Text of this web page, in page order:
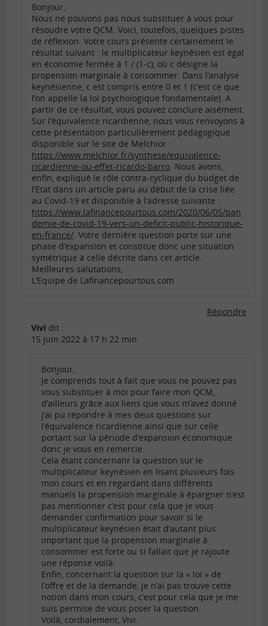
Bonjour,
Nous ne pouvons pas nous substituer à vous pour
résoudre votre QCM. Voici, toutefois, quelques pistes
de réflexion. Votre cours présente certainement le
résultat suivant : le multiplicateur keynésien est égal
en économie fermée à 1 / (1-c), où c désigne la
propension marginale à consommer. Dans l’analyse
keynésienne, c est compris entre 0 et 1 (c’est ce que
l’on appelle la loi psychologique fondamentale). A
partir de ce résultat, vous pouvez conclure aisément.
Sur l’équivalence ricardienne, nous vous renvoyons à
cette présentation particulièrement pédagogique
disponible sur le site de Melchior :
https://www.melchior.fr/synthese/equivalence-
ricardienne-ou-effet-ricardo-barro . Nous avons,
enfin, expliqué le rôle contra-cyclique du budget de
l’Etat dans un article paru au début de la crise liée
au Covid-19 et disponible à l’adresse suivante :
https://www.lafinancepourtous.com/2020/06/05/pan
demie-de-covid-19-vers-un-deficit-public-historique-
en-france/ . Votre dernière question porte sur une
phase d’expansion et constitue donc une situation
symétrique à celle décrite dans cet article.
Meilleures salutations,
L’Equipe de Lafinancepourtous.com
Répondre
Vivi dit :
15 juin 2022 à 17 h 22 min
Bonjour,
Je comprends tout à fait que vous ne pouvez pas
vous substituer à moi pour faire mon QCM,
d’ailleurs grâce aux liens que vous m’avez donné
j’ai pu répondre à mes deux questions sur
l’équivalence ricardienne ainsi que sur celle
portant sur la période d’expansion économique
donc je vous en remercie.
Cela étant concernanr la question sur le
multiplicateur keynésien en lisant plusieurs fois
mon cours et en regardant dans différents
manuels la propension marginale à épargner n’est
pas mentionner c’est pour cela que je vous
demander confirmation pour savoir si le
multiplicateur keynésien était d’autant plus
important que la propension marginale à
consommer est forte ou si fallait que je rajoute
une réponse voilà.
Enfin, concernant la question sur la « loi » de
l’offre et de la demande, je n’ai pas trouve cette
notion dans mon cours, c’est pour cela que je me
suis permise de vous poser la question.
Voilà, cordialement, Vivi.